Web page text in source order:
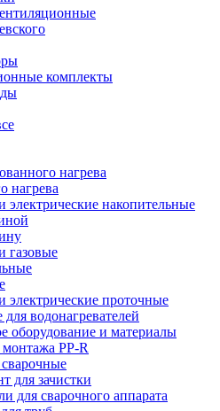
комплекты
нагрева
нагрева
электрические накопительные
газовые
электрические проточные
водонагревателей
оборудование и материалы
PP-R
для зачистки
для сварочного аппарата